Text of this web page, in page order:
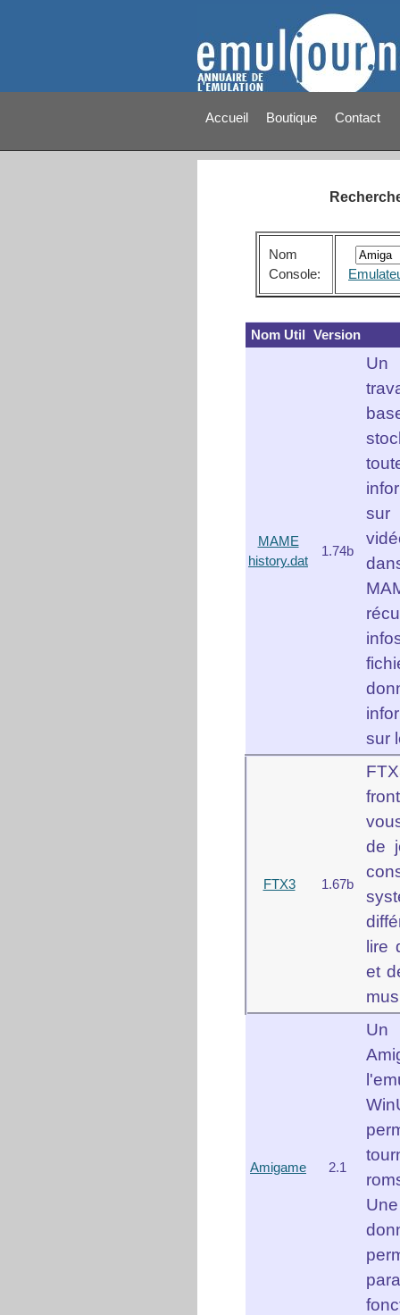
Accueil Boutique Contact
Nom
Console:
Nom Util Version
MAME
history.dat
1.74b
sur
FTX3 1.67b
de
lire
et
Amigame 2.1
Un